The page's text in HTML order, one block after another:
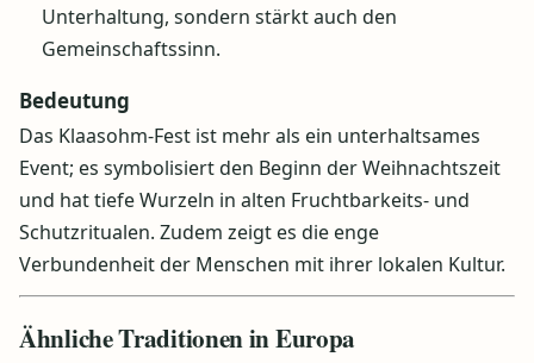
Unterhaltung, sondern stärkt auch den
Gemeinschaftssinn.
Bedeutung
Das Klaasohm-Fest ist mehr als ein unterhaltsames
Event; es symbolisiert den Beginn der Weihnachtszeit
und hat tiefe Wurzeln in alten Fruchtbarkeits- und
Schutzritualen. Zudem zeigt es die enge
Verbundenheit der Menschen mit ihrer lokalen Kultur.
Ähnliche Traditionen in Europa